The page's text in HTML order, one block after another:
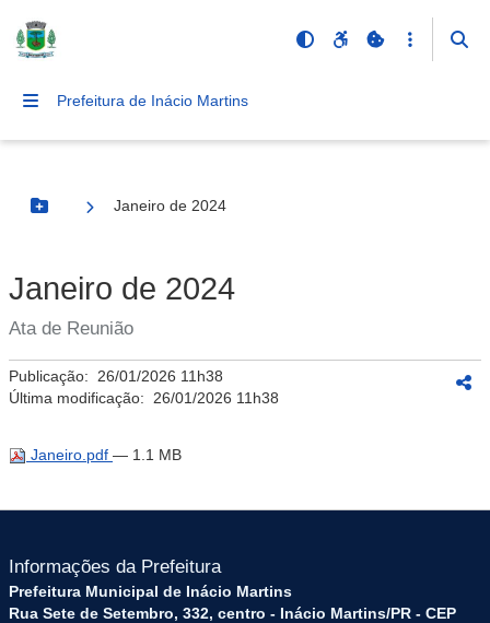
Prefeitura de Inácio Martins
Botão Menu
Janeiro de 2024
Janeiro de 2024
Ata de Reunião
Publicação: 26/01/2026 11h38
Última modificação: 26/01/2026 11h38
Janeiro.pdf — 1.1 MB
Informações da Prefeitura
Prefeitura Municipal de Inácio Martins
Rua Sete de Setembro, 332, centro - Inácio Martins/PR - CEP